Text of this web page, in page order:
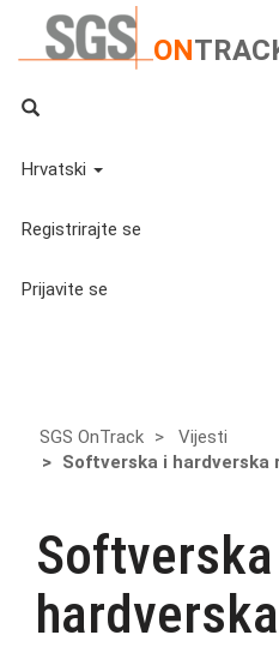
ON
Hrvatski
Registrirajte se
Prijavite se
SGS OnTrack
Vijesti
Softverska i hardverska